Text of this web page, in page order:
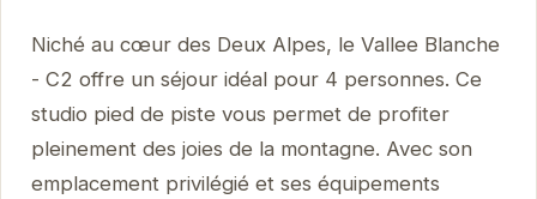
Niché au cœur des Deux Alpes, le Vallee Blanche
- C2 offre un séjour idéal pour 4 personnes. Ce
studio pied de piste vous permet de profiter
pleinement des joies de la montagne. Avec son
emplacement privilégié et ses équipements